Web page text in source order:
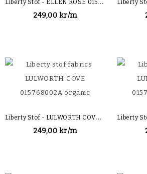
249,00 kr/m
L
Iberty Stof - LULWORTH COVE 015768002A Organic
249,00 kr/m